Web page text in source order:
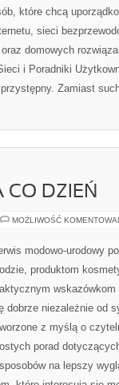
które chcą
sieci
domowych
i Poradniki
Zamiast
CO DZIEŃ
MOŻLIWOŚĆ
modowo-urodowy
produktom
dobrze niezależnie od
z myślą o
porad
na lepszy